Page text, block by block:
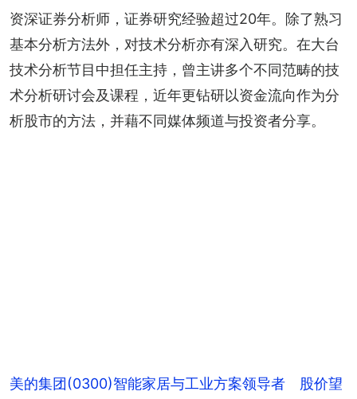
资深证券分析师，证券研究经验超过20年。除了熟习
基本分析方法外，对技术分析亦有深入研究。在大台
技术分析节目中担任主持，曾主讲多个不同范畴的技
术分析研讨会及课程，近年更钻研以资金流向作为分
析股市的方法，并藉不同媒体频道与投资者分享。
美的集团(0300)智能家居与工业方案领导者 股价望